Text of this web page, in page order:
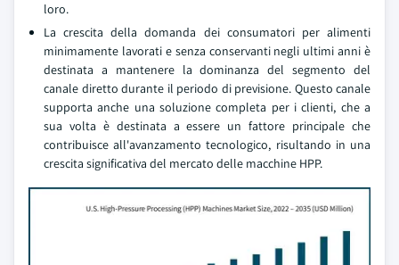
loro.
La crescita della domanda dei consumatori per alimenti
minimamente lavorati e senza conservanti negli ultimi anni è
destinata a mantenere la dominanza del segmento del
canale diretto durante il periodo di previsione. Questo canale
supporta anche una soluzione completa per i clienti, che a
sua volta è destinata a essere un fattore principale che
contribuisce all'avanzamento tecnologico, risultando in una
crescita significativa del mercato delle macchine HPP.